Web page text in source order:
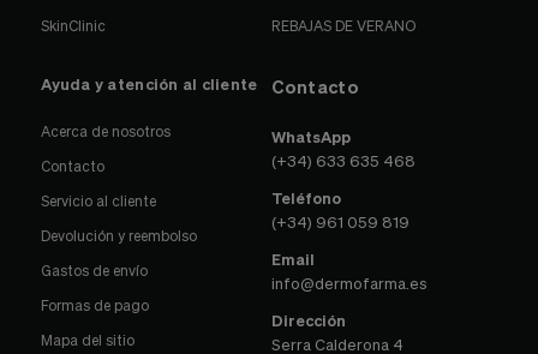
SkinClinic REBAJAS DE VERANO
Ayuda y atención al cliente
Acerca de nosotros
Contacto
Servicio al cliente
Devolución y reembolso
Gastos de envío
Formas de pago
Mapa del sitio
Contacto
WhatsApp
(+34) 633 635 468
Teléfono
(+34) 961 059 819
Email
info@dermofarma.es
Dirección
Serra Calderona 4